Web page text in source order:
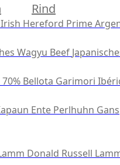
Rind
Irish Hereford Prime
Wagyu Beef
Bellota Garimori
Ente Perlhuhn Gans
Donald Russell